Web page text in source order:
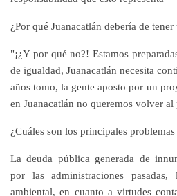
¿Por qué Juanacatlán debería de tener
"¡¿Y por qué no?! Estamos
de igualdad, Juanacatlán necesita
años tomo, la gente aposto por un
en Juanacatlán no queremos volver al
¿Cuáles son los principales
La deuda pública generada de
por las administraciones
ambiental, en cuanto a virtudes